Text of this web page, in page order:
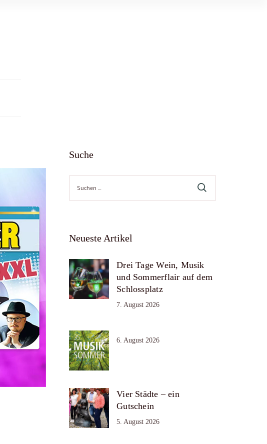
Suche
Suche
nach:
Neueste Artikel
Drei Tage Wein, Musik
und Sommerflair auf dem
Schlossplatz
7. August 2026
6. August 2026
Vier Städte – ein
Gutschein
5. August 2026